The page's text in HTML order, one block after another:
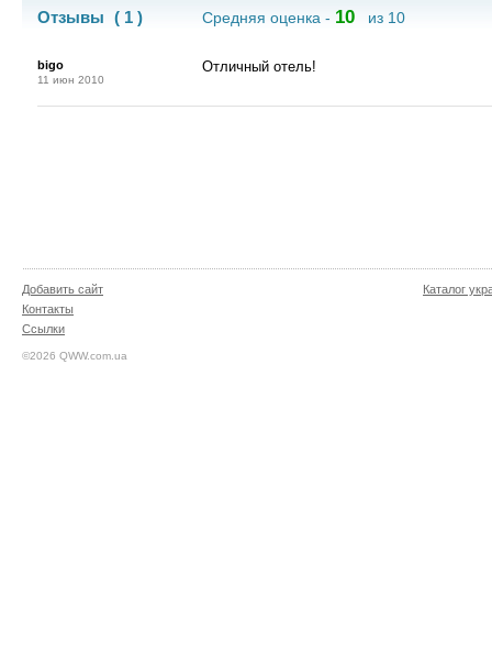
Отзывы ( 1 ) Средняя оценка - 10 из 10
bigo
11 июн 2010
Отличный отель!
Добавить сайт
Контакты
Ссылки
©2026 QWW.com.ua
Каталог